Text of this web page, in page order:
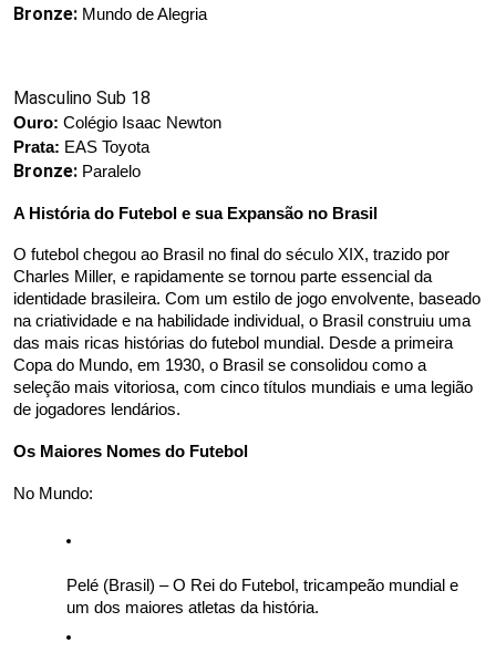
Bronze: Mundo de Alegria
Masculino Sub 18
Ouro: Colégio Isaac Newton
Prata: EAS Toyota
Bronze: Paralelo
A História do Futebol e sua Expansão no Brasil
O futebol chegou ao Brasil no final do século XIX, trazido por
Charles Miller, e rapidamente se tornou parte essencial da
identidade brasileira. Com um estilo de jogo envolvente, baseado
na criatividade e na habilidade individual, o Brasil construiu uma
das mais ricas histórias do futebol mundial. Desde a primeira
Copa do Mundo, em 1930, o Brasil se consolidou como a
seleção mais vitoriosa, com cinco títulos mundiais e uma legião
de jogadores lendários.
Os Maiores Nomes do Futebol
No Mundo:
Pelé (Brasil) – O Rei do Futebol, tricampeão mundial e
um dos maiores atletas da história.